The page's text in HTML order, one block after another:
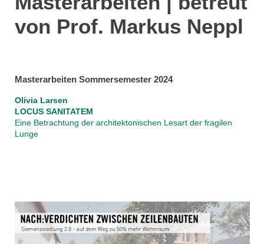
von Prof. Markus Neppl
Masterarbeiten Sommersemester 2024
Olivia Larsen
LOCUS SANITATEM
Eine Betrachtung der architektonischen Lesart der fragilen
Lunge